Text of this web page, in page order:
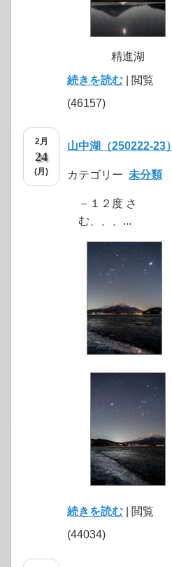
精進湖
続きを読む | 閲覧
(46157)
2月
24
(月)
山中湖（250222-23）
カテゴリー 未分類
－１２度 さ
む、、、...
続きを読む | 閲覧
(44034)